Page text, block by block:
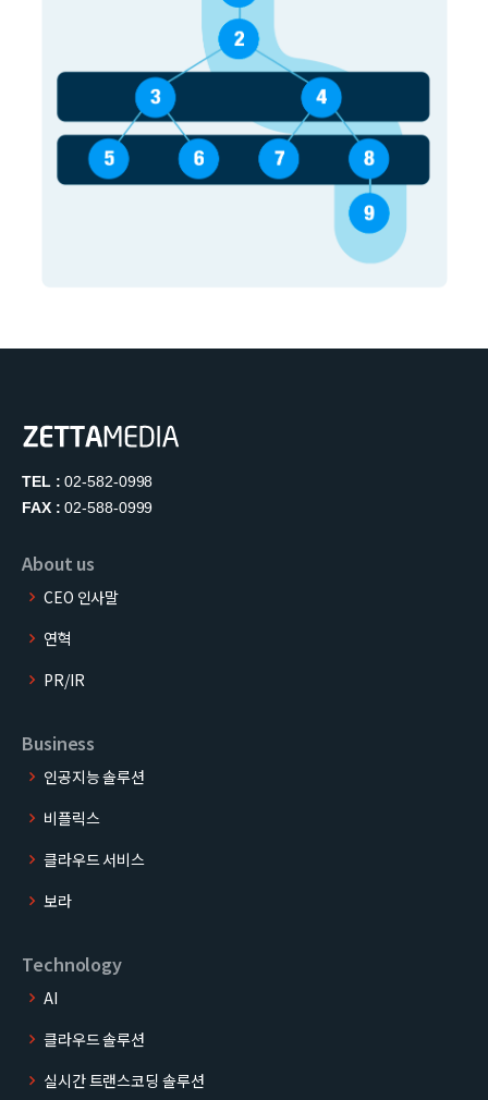
TEL : 02-582-0998
FAX : 02-588-0999
About us
CEO 인사말
연혁
PR/IR
Business
인공지능 솔루션
비플릭스
클라우드 서비스
보라
Technology
AI
클라우드 솔루션
실시간 트랜스코딩 솔루션